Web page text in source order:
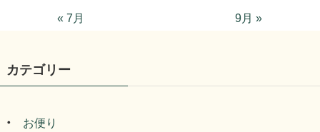
« 7月
9月 »
カテゴリー
お便り